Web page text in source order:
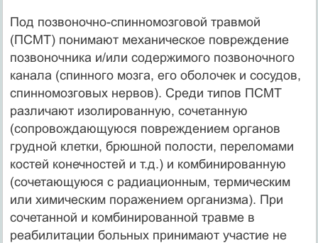
Под позвоночно-спинномозговой травмой
(ПСМТ) понимают механическое повреждение
позвоночника и/или содержимого позвоночного
канала (спинного мозга, его оболочек и сосудов,
спинномозговых нервов). Среди типов ПСМТ
различают изолированную, сочетанную
(сопровождающуюся повреждением органов
грудной клетки, брюшной полости, переломами
костей конечностей и т.д.) и комбинированную
(сочетающуюся с радиационным, термическим
или химическим поражением организма). При
сочетанной и комбинированной травме в
реабилитации больных принимают участие не